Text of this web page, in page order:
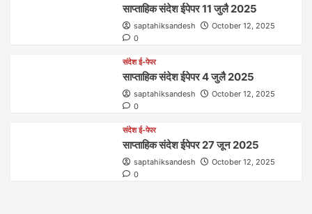
साप्ताहिक संदेश ईपेपर 11 जुलै 2025
saptahiksandesh
October 12, 2025
0
संदेश ई-पेपर
साप्ताहिक संदेश ईपेपर 4 जुलै 2025
saptahiksandesh
October 12, 2025
0
संदेश ई-पेपर
साप्ताहिक संदेश ईपेपर 27 जून 2025
saptahiksandesh
October 12, 2025
0